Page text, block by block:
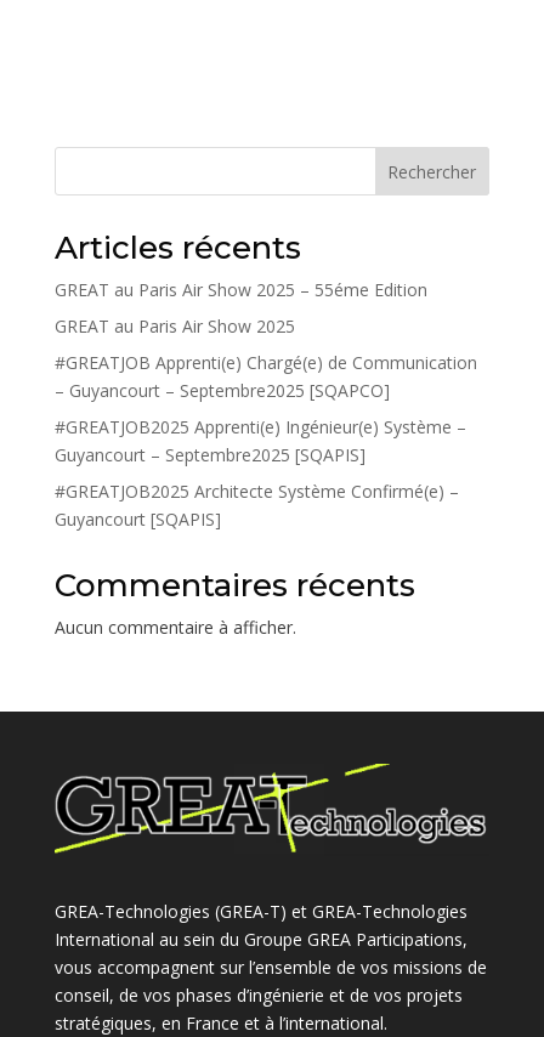
Rechercher
Articles récents
GREAT au Paris Air Show 2025 – 55éme Edition
GREAT au Paris Air Show 2025
#GREATJOB Apprenti(e) Chargé(e) de Communication
– Guyancourt – Septembre2025 [SQAPCO]
#GREATJOB2025 Apprenti(e) Ingénieur(e) Système –
Guyancourt – Septembre2025 [SQAPIS]
#GREATJOB2025 Architecte Système Confirmé(e) –
Guyancourt [SQAPIS]
Commentaires récents
Aucun commentaire à afficher.
GREA-Technologies (GREA-T) et GREA-Technologies
International au sein du Groupe GREA Participations,
vous accompagnent sur l’ensemble de vos missions de
conseil, de vos phases d’ingénierie et de vos projets
stratégiques, en France et à l’international.